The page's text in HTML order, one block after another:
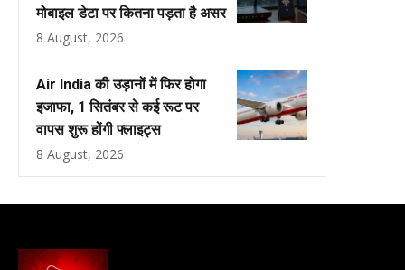
मोबाइल डेटा पर कितना पड़ता है असर
8 August, 2026
Air India की उड़ानों में फिर होगा
इजाफा, 1 सितंबर से कई रूट पर
वापस शुरू होंगी फ्लाइट्स
8 August, 2026